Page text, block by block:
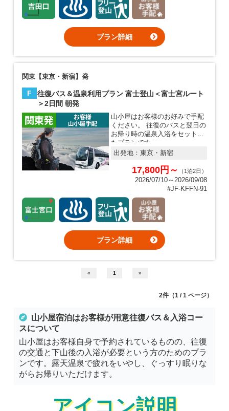
プラン詳細
関東【東京・新宿】発
F
往復バス＆温泉利用プラン 富士登山＜富士宮ルート
＞2日間 朝発
山小屋はお客様のお好みで手配
ください。 往復のバスと翌日の
お帰り時の温泉入浴をセットし
たプランです。
出発地： 東京・新宿
17,800円～ （1泊2日）
2026/07/10～2026/09/08
#JF-KFFN-91
プラン詳細
« 1 »
2件（1 / 1 ページ）
山小屋宿泊はお客様が用意往復バス＆入浴コー
スについて
山小屋はお客様自身で予約されているものの、往復
の交通と下山後の入浴が必要という方のためのプラ
ンです。露天温泉で疲れをいやし、ぐっすり眠りな
がらお帰りいただけます。
アイコン説明